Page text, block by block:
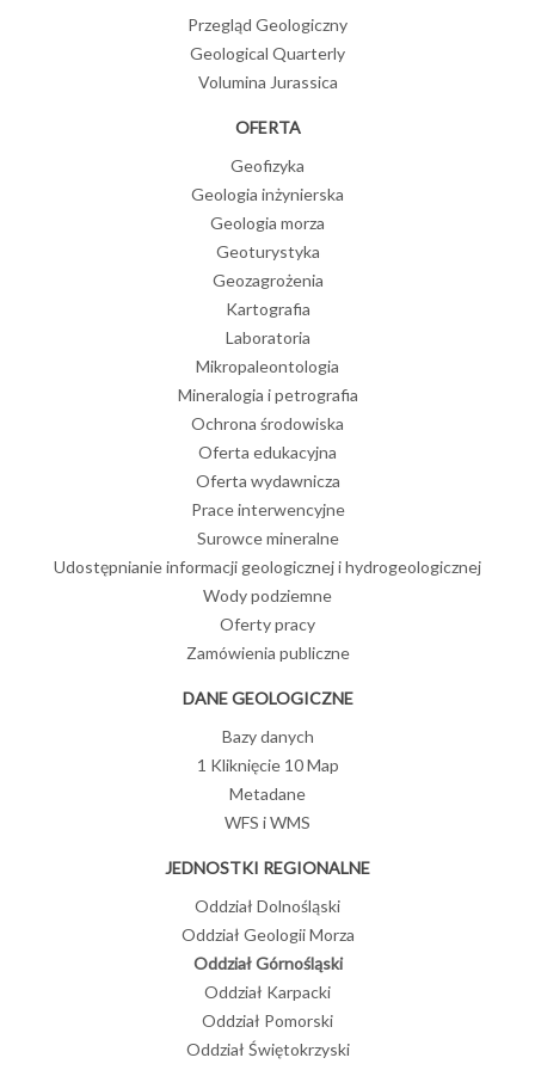
Przegląd Geologiczny
Geological Quarterly
Volumina Jurassica
OFERTA
Geofizyka
Geologia inżynierska
Geologia morza
Geoturystyka
Geozagrożenia
Kartografia
Laboratoria
Mikropaleontologia
Mineralogia i petrografia
Ochrona środowiska
Oferta edukacyjna
Oferta wydawnicza
Prace interwencyjne
Surowce mineralne
Udostępnianie informacji geologicznej i hydrogeologicznej
Wody podziemne
Oferty pracy
Zamówienia publiczne
DANE GEOLOGICZNE
Bazy danych
1 Kliknięcie 10 Map
Metadane
WFS i WMS
JEDNOSTKI REGIONALNE
Oddział Dolnośląski
Oddział Geologii Morza
Oddział Górnośląski
Oddział Karpacki
Oddział Pomorski
Oddział Świętokrzyski